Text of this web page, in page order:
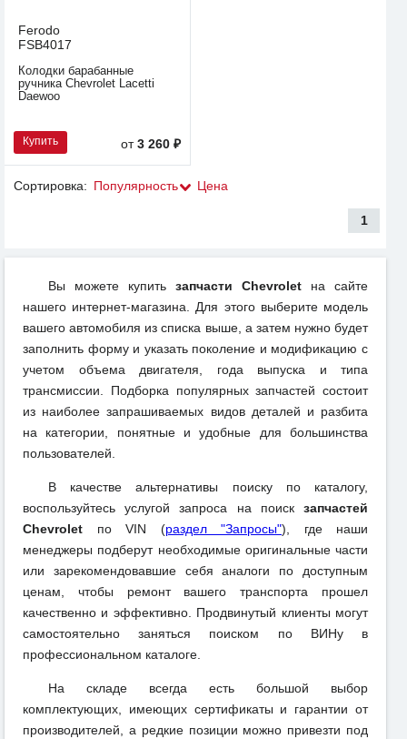
Ferodo
FSB4017
Колодки барабанные
ручника Chevrolet Lacetti
Daewoo
Купить от3 260 ₽
Сортировка: Популярность Цена
1
Вы можете купить запчасти Chevrolet на сайте
нашего интернет-магазина. Для этого выберите модель
вашего автомобиля из списка выше, а затем нужно будет
заполнить форму и указать поколение и модификацию с
учетом объема двигателя, года выпуска и типа
трансмиссии. Подборка популярных запчастей состоит
из наиболее запрашиваемых видов деталей и разбита
на категории, понятные и удобные для большинства
пользователей.
В качестве альтернативы поиску по каталогу,
воспользуйтесь услугой запроса на поиск запчастей
Chevrolet по VIN (раздел "Запросы"), где наши
менеджеры подберут необходимые оригинальные части
или зарекомендовавшие себя аналоги по доступным
ценам, чтобы ремонт вашего транспорта прошел
качественно и эффективно. Продвинутый клиенты могут
самостоятельно заняться поиском по ВИНу в
профессиональном каталоге.
На складе всегда есть большой выбор
комплектующих, имеющих сертификаты и гарантии от
производителей, а редкие позиции можно привезти под